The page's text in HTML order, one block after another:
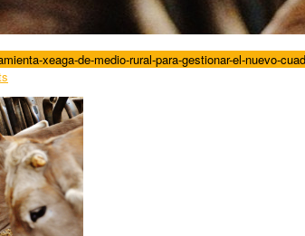
xeaga-de-medio-rural-para-gestionar-el-nuevo-